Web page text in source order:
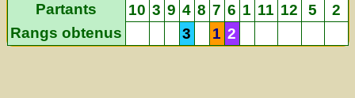
Partants
10 3 9 4 8 7 6 1 11 12 5
2
Rangs obtenus
3 1 2